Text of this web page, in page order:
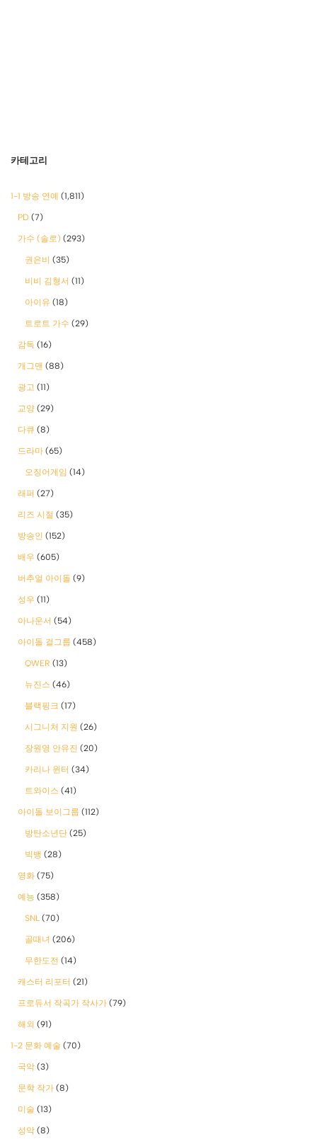
카테고리
1-1 방송 연예 (1,811)
PD (7)
가수 (솔로) (293)
권은비 (35)
비비 김형서 (11)
아이유 (18)
트로트 가수 (29)
감독 (16)
개그맨 (88)
광고 (11)
교양 (29)
다큐 (8)
드라마 (65)
오징어게임 (14)
래퍼 (27)
리즈 시절 (35)
방송인 (152)
배우 (605)
버추얼 아이돌 (9)
성우 (11)
아나운서 (54)
아이돌 걸그룹 (458)
QWER (13)
뉴진스 (46)
블랙핑크 (17)
시그니처 지원 (26)
장원영 안유진 (20)
카리나 윈터 (34)
트와이스 (41)
아이돌 보이그룹 (112)
방탄소년단 (25)
빅뱅 (28)
영화 (75)
예능 (358)
SNL (70)
골때녀 (206)
무한도전 (14)
캐스터 리포터 (21)
프로듀서 작곡가 작사가 (79)
해외 (91)
1-2 문화 예술 (70)
국악 (3)
문학 작가 (8)
미술 (13)
성악 (8)